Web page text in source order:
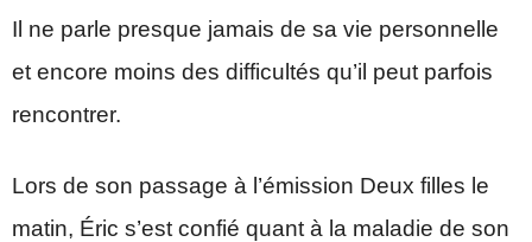
Il ne parle presque jamais de sa vie personnelle
et encore moins des difficultés qu’il peut parfois
rencontrer.
Lors de son passage à l’émission Deux filles le
matin, Éric s’est confié quant à la maladie de son